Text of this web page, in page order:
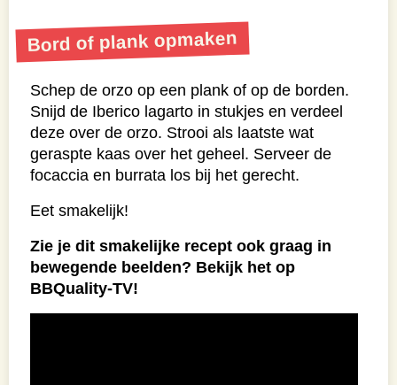
Bord of plank opmaken
Schep de orzo op een plank of op de borden.
Snijd de Iberico lagarto in stukjes en verdeel
deze over de orzo. Strooi als laatste wat
geraspte kaas over het geheel. Serveer de
focaccia en burrata los bij het gerecht.
Eet smakelijk!
Zie je dit smakelijke recept ook graag in
bewegende beelden? Bekijk het op
BBQuality-TV!